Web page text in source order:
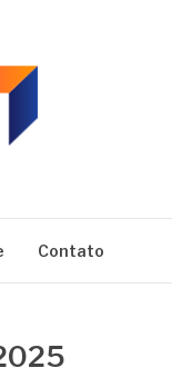
Contato